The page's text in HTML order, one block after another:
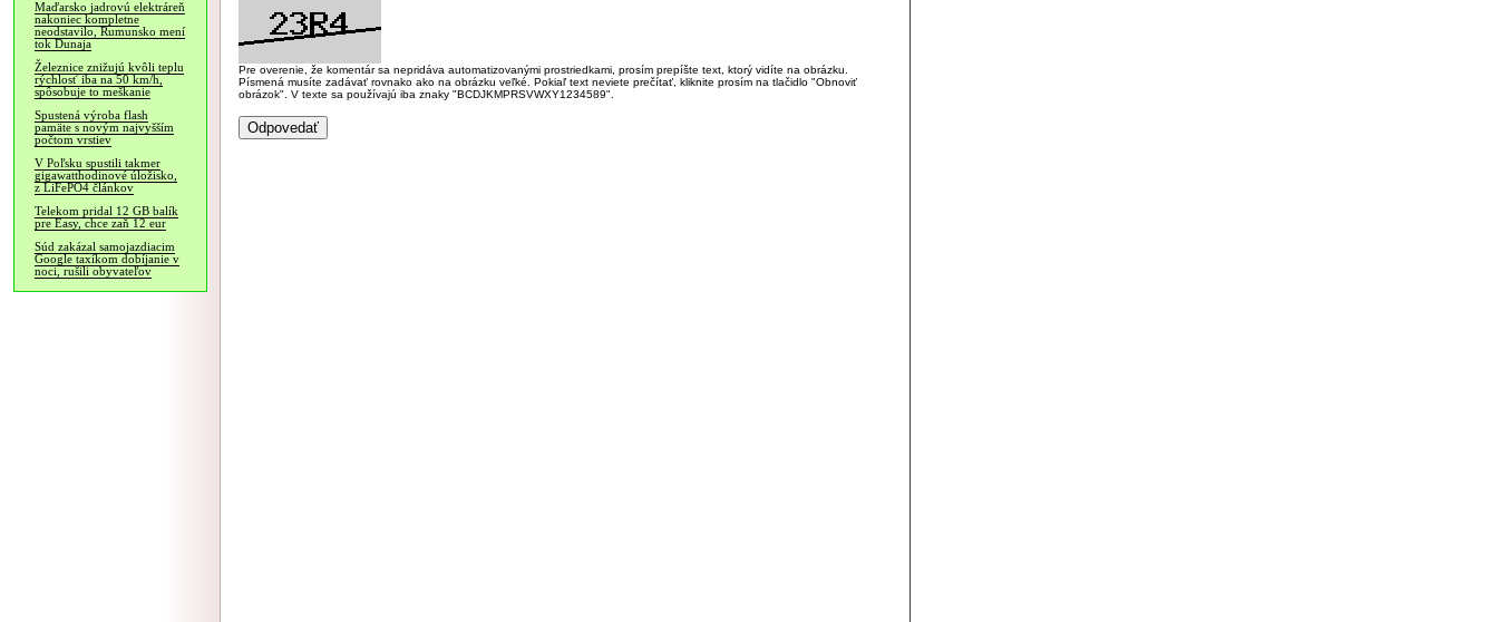
Maďarsko jadrovú elektráreň
nakoniec kompletne
neodstavilo, Rumunsko mení
tok Dunaja
Železnice znižujú kvôli teplu
rýchlosť iba na 50 km/h,
spôsobuje to meškanie
Spustená výroba flash
pamäte s novým najvyšším
počtom vrstiev
V Poľsku spustili takmer
gigawatthodinové úložisko,
z LiFePO4 článkov
Telekom pridal 12 GB balík
pre Easy, chce zaň 12 eur
Súd zakázal samojazdiacim
Google taxíkom dobíjanie v
noci, rušili obyvateľov
Pre overenie, že komentár sa nepridáva automatizovanými prostriedkami, prosím prepíšte text, ktorý vidíte na obrázku.
Písmená musíte zadávať rovnako ako na obrázku veľké. Pokiaľ text neviete prečítať, kliknite prosím na tlačidlo "Obnoviť
obrázok". V texte sa používajú iba znaky "BCDJKMPRSVWXY1234589".